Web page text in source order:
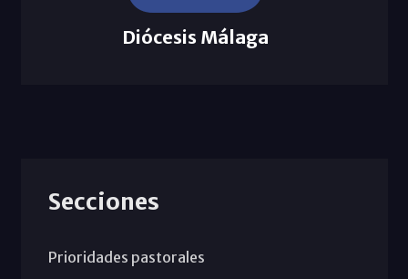
Diócesis Málaga
Secciones
Prioridades pastorales